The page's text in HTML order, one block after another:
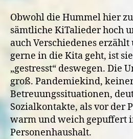
Obwohl die Hummel hier
sämtliche KiTalieder hoch
auch Verschiedenes
gerne in die Kita geht, ist
„gestresst“ deswegen. Die
groß. Pandemiekind,
Betreuungssituationen,
Sozialkontakte, als vor der
warm und weich gepuffert
Personenhaushalt.